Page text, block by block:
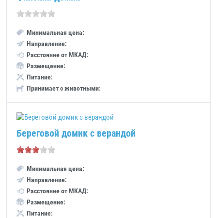
Минимальная цена:
Направление:
Расстояние от МКАД:
Размещение:
Питание:
Принимает с животными:
Береговой домик с верандой
Минимальная цена:
Направление:
Расстояние от МКАД:
Размещение:
Питание: